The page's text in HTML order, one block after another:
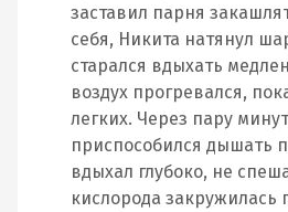
заставил парня
себя, Никита натянул
старался вдыхать
воздух прогревался,
легких. Через пару
приспособился дышать
вдыхал глубоко, не
кислорода закружилась